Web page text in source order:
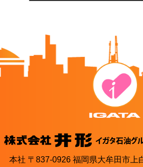
本社 〒837-0926 福岡県大牟田市上